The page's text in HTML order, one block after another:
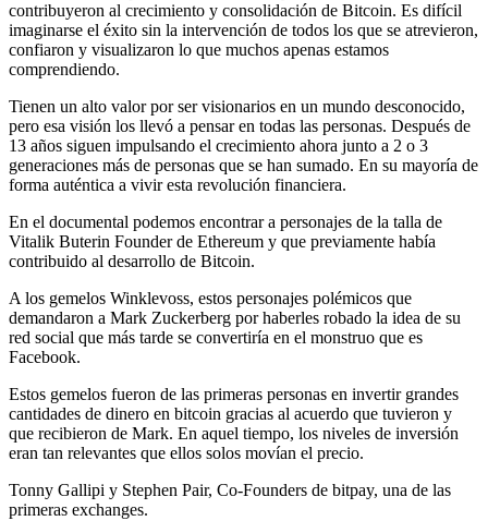
contribuyeron al crecimiento y consolidación de Bitcoin. Es difícil
imaginarse el éxito sin la intervención de todos los que se atrevieron,
confiaron y visualizaron lo que muchos apenas estamos
comprendiendo.
Tienen un alto valor por ser visionarios en un mundo desconocido,
pero esa visión los llevó a pensar en todas las personas. Después de
13 años siguen impulsando el crecimiento ahora junto a 2 o 3
generaciones más de personas que se han sumado. En su mayoría de
forma auténtica a vivir esta revolución financiera.
En el documental podemos encontrar a personajes de la talla de
Vitalik Buterin Founder de Ethereum y que previamente había
contribuido al desarrollo de Bitcoin.
A los gemelos Winklevoss, estos personajes polémicos que
demandaron a Mark Zuckerberg por haberles robado la idea de su
red social que más tarde se convertiría en el monstruo que es
Facebook.
Estos gemelos fueron de las primeras personas en invertir grandes
cantidades de dinero en bitcoin gracias al acuerdo que tuvieron y
que recibieron de Mark. En aquel tiempo, los niveles de inversión
eran tan relevantes que ellos solos movían el precio.
Tonny Gallipi y Stephen Pair, Co-Founders de bitpay, una de las
primeras exchanges.